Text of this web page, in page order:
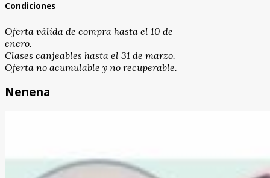
Condiciones
Oferta válida de compra hasta el 10 de
enero.
Clases canjeables hasta el 31 de marzo.
Oferta no acumulable y no recuperable.
Nenena